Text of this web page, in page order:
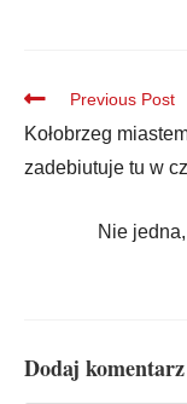
Previous Post
Kołobrzeg
zadebiutuje tu w
Nie
Dodaj komentarz